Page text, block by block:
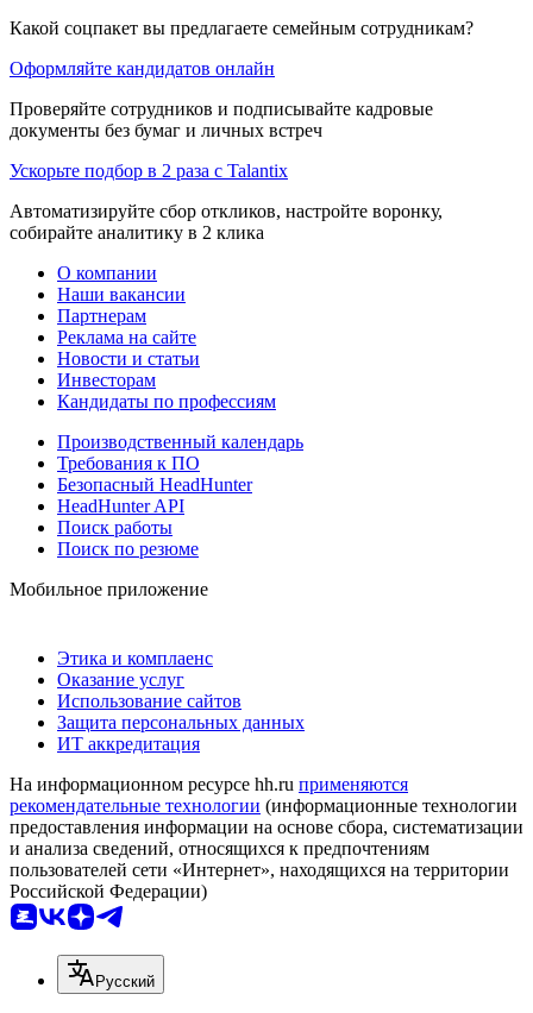
Какой соцпакет вы предлагаете семейным сотрудникам?
Оформляйте кандидатов онлайн
Проверяйте сотрудников и подписывайте кадровые
документы без бумаг и личных встреч
Ускорьте подбор в 2 раза с Talantix
Автоматизируйте сбор откликов, настройте воронку,
собирайте аналитику в 2 клика
О компании
Наши вакансии
Партнерам
Реклама на сайте
Новости и статьи
Инвесторам
Кандидаты по профессиям
Производственный календарь
Требования к ПО
Безопасный HeadHunter
HeadHunter API
Поиск работы
Поиск по резюме
Мобильное приложение
Этика и комплаенс
Оказание услуг
Использование сайтов
Защита персональных данных
ИТ аккредитация
На информационном ресурсе hh.ru применяются
рекомендательные технологии (информационные технологии
предоставления информации на основе сбора, систематизации
и анализа сведений, относящихся к предпочтениям
пользователей сети «Интернет», находящихся на территории
Российской Федерации)
Русский